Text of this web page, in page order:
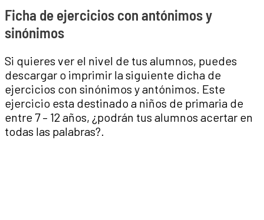
Ficha de ejercicios con antónimos y
sinónimos
Si quieres ver el nivel de tus alumnos, puedes
descargar o imprimir la siguiente dicha de
ejercicios con sinónimos y antónimos. Este
ejercicio esta destinado a niños de primaria de
entre 7 – 12 años, ¿podrán tus alumnos acertar en
todas las palabras?.